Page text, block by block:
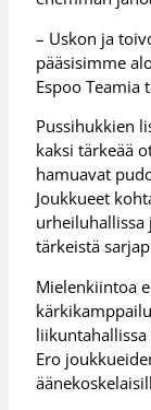
– Uskon ja
pääsisimme
Espoo Teamia
Pussihukkien
kaksi tärkeää
hamuavat
Joukkueet
urheiluhallissa
tärkeistä
Mielenkiintoa
Ero